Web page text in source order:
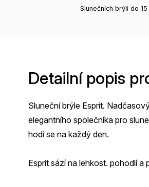
Slunečních brýlí do 15
Detailní popis
Sluneční brýle Esprit.
elegantního společníka pro
hodí se na každý den.
Esprit sází na lehkost. pohodlí